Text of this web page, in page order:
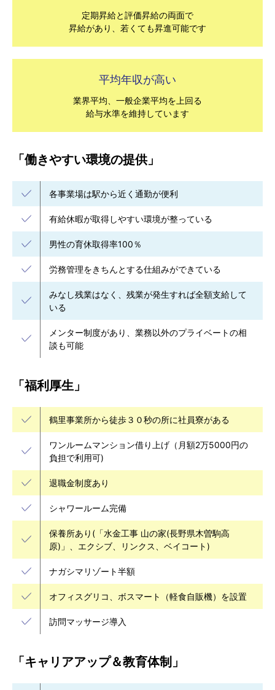
定期昇給と評価昇給の両面で
昇給があり、若くても昇進可能です
平均年収が高い
業界平均、一般企業平均を上回る
給与水準を維持しています
「働きやすい環境の提供」
各事業場は駅から近く通勤が便利
有給休暇が取得しやすい環境が整っている
男性の育休取得率100％
労務管理をきちんとする仕組みができている
みなし残業はなく、残業が発生すれば全額支給して
いる
メンター制度があり、業務以外のプライベートの相
談も可能
「福利厚生」
鶴里事業所から徒歩３０秒の所に社員寮がある
ワンルームマンション借り上げ（月額2万5000円の
負担で利用可)
退職金制度あり
シャワールーム完備
保養所あり(「水金工事 山の家(長野県木曽駒高
原)」、エクシブ、リンクス、ベイコート)
ナガシマリゾート半額
オフィスグリコ、ボスマート（軽食自販機）を設置
訪問マッサージ導入
「キャリアアップ＆教育体制」